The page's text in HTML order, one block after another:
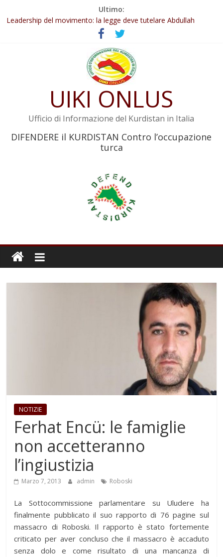
Ultimo:
Abdullah Öcalan: Le legge negativa deve essere trasformata in
legge positiva
Leadership del movimento: la legge deve tutelare Abdullah
Öcalan e l’intero movimento
Commissione donne del KNK: Şengal è di nuovo sotto minaccia
Non tenere conto della situazione di Rêber Apo ostacolerebbe
Il KNK chiede un’azione internazionale contro i crimini di guerra
UIKI ONLUS
Ufficio di Informazione del Kurdistan in Italia
DIFENDERE il KURDISTAN Contro l’occupazione
turca
NOTIZIE
Ferhat Encü: le famiglie
non accetteranno
l’ingiustizia
Marzo 7, 2013 admin Roboski
La Sottocommissione parlamentare su Uludere ha
finalmente pubblicato il suo rapporto di 76 pagine sul
massacro di Roboski. Il rapporto è stato fortemente
criticato per aver concluso che il massacro è accaduto
senza dolo e come risultato di una mancanza di